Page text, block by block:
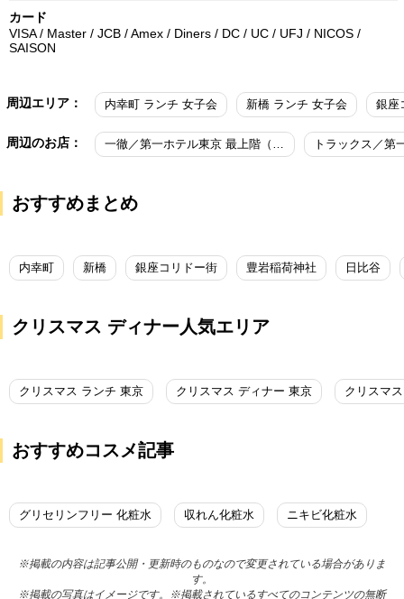
カード
VISA / Master / JCB / Amex / Diners / DC / UC / UFJ / NICOS /
SAISON
周辺エリア： 内幸町 ランチ 女子会 新橋 ランチ 女子会 銀座
周辺のお店： 一徹／第一ホテル東京 最上階（21階） トラックス／第
おすすめまとめ
内幸町 新橋 銀座コリドー街 豊岩稲荷神社 日比谷
クリスマス ディナー人気エリア
クリスマス ランチ 東京 クリスマス ディナー 東京 クリスマ
おすすめコスメ記事
グリセリンフリー 化粧水 収れん化粧水 ニキビ化粧水
※掲載の内容は記事公開・更新時のものなので変更されている場合がありま
す。
※掲載の写真はイメージです。※掲載されているすべてのコンテンツの無断